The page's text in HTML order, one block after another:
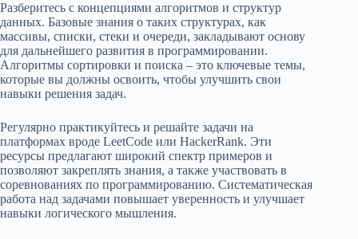
Разберитесь с концепциями алгоритмов и структур
данных. Базовые знания о таких структурах, как
массивы, списки, стеки и очереди, закладывают основу
для дальнейшего развития в программировании.
Алгоритмы сортировки и поиска – это ключевые темы,
которые вы должны освоить, чтобы улучшить свои
навыки решения задач.
Регулярно практикуйтесь и решайте задачи на
платформах вроде LeetCode или HackerRank. Эти
ресурсы предлагают широкий спектр примеров и
позволяют закреплять знания, а также участвовать в
соревнованиях по программированию. Систематическая
работа над задачами повышает уверенность и улучшает
навыки логического мышления.